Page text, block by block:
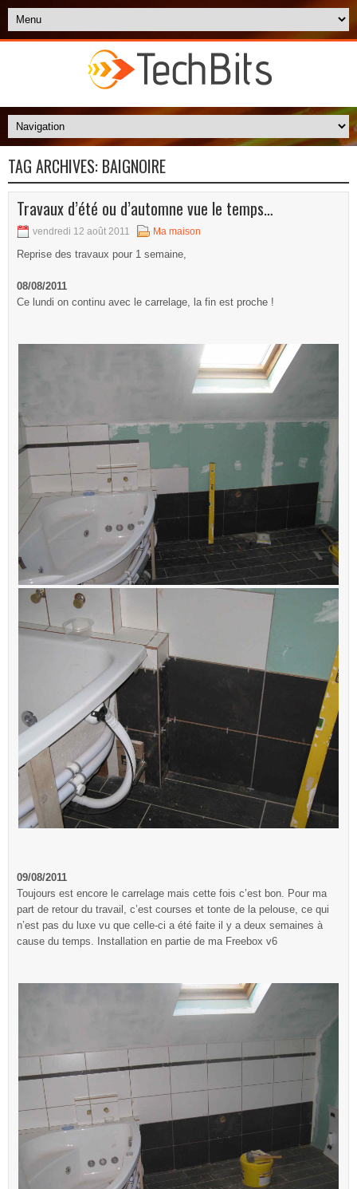
TAG ARCHIVES: BAIGNOIRE
Travaux d’été ou d’automne vue le temps…
vendredi 12 août 2011 Ma maison
Reprise des travaux pour 1 semaine,
08/08/2011
Ce lundi on continu avec le carrelage, la fin est proche !
09/08/2011
Toujours est encore le carrelage mais cette fois c’est bon. Pour ma
part de retour du travail, c’est courses et tonte de la pelouse, ce qui
n’est pas du luxe vu que celle-ci a été faite il y a deux semaines à
cause du temps. Installation en partie de ma Freebox v6